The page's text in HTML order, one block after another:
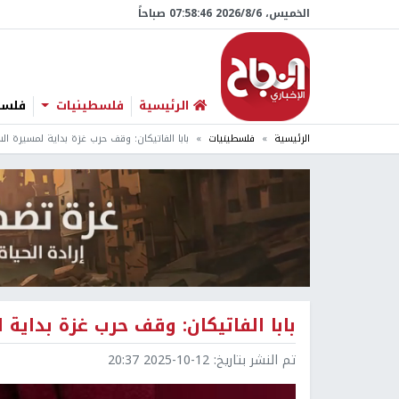
الخميس، 6/‏8/‏2026 07:58:47 صباحاً
الرئيسية فلسطينيات
الرئيسية فلسطينيات بابا الفاتيكان: وقف حرب غزة بداية لمسيرة
بابا الفاتيكان: وقف حرب غزة
تم النشر بتاريخ: 2025-10-12 20:37